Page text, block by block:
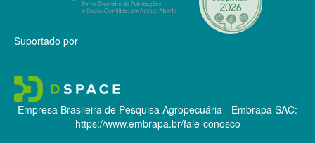
Suportado por
Empresa Brasileira de Pesquisa Agropecuária - Embrapa SAC:
https://www.embrapa.br/fale-conosco